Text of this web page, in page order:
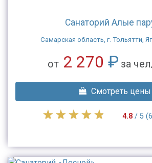
Санаторий Алые
Самарская область, г. Тольятти,
от 2 270 ₽ за
Смотреть цены
4.8/ 5